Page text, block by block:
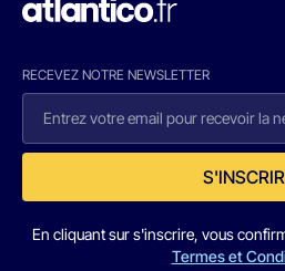
RECEVEZ NOTRE NEWSLETTER
En cliquant sur s'inscrire, vous
Termes et